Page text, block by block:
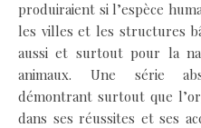
produiraient si l’espèce
les villes et les structures
aussi et surtout pour la
animaux. Une série
démontrant surtout que
dans ses réussites et ses